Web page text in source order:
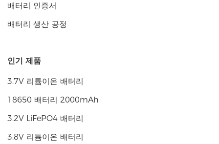
배터리 인증서
배터리 생산 공정
인기 제품
3.7V 리튬이온 배터리
18650 배터리 2000mAh
3.2V LiFePO4 배터리
3.8V 리튬이온 배터리